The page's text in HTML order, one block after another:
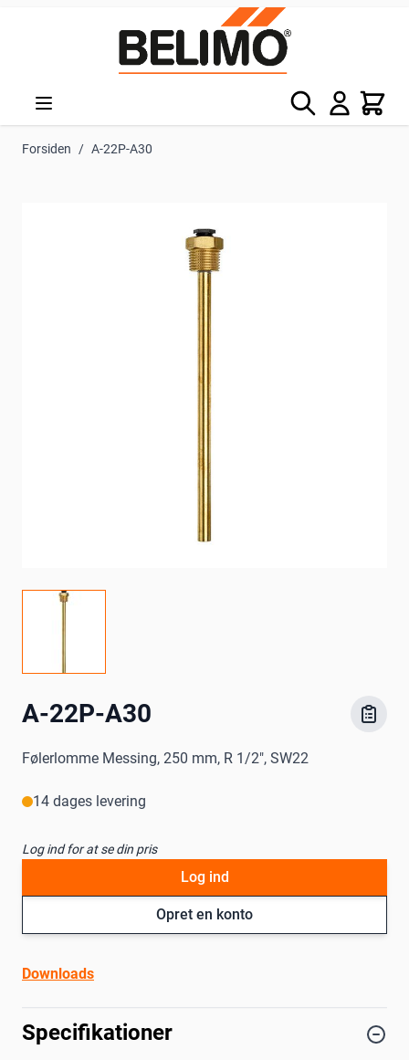
Søg Kurv
Forsiden / A-22P-A30
A-22P-A30
Følerlomme Messing, 250 mm, R 1/2", SW22
14 dages levering
Log ind for at se din pris
Opret en konto
Log ind
Downloads
Specifikationer